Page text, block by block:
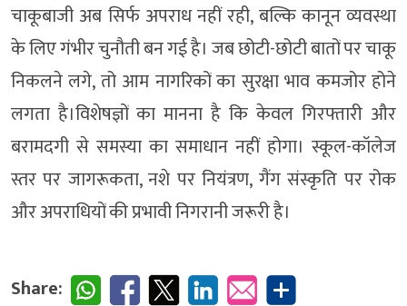
चाकूबाजी अब सिर्फ अपराध नहीं रही, बल्कि कानून व्यवस्था
के लिए गंभीर चुनौती बन गई है। जब छोटी-छोटी बातों पर चाकू
निकलने लगे, तो आम नागरिकों का सुरक्षा भाव कमजोर होने
लगता है।विशेषज्ञों का मानना है कि केवल गिरफ्तारी और
बरामदगी से समस्या का समाधान नहीं होगा। स्कूल-कॉलेज
स्तर पर जागरूकता, नशे पर नियंत्रण, गैंग संस्कृति पर रोक
और अपराधियों की प्रभावी निगरानी जरूरी है।
Share: